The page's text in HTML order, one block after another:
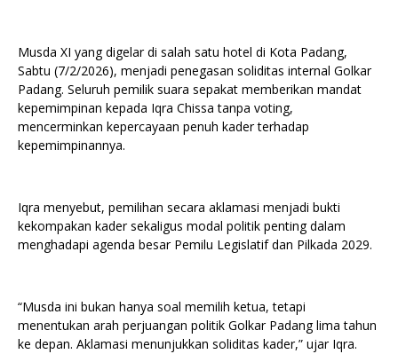
Musda XI yang digelar di salah satu hotel di Kota Padang,
Sabtu (7/2/2026), menjadi penegasan soliditas internal Golkar
Padang. Seluruh pemilik suara sepakat memberikan mandat
kepemimpinan kepada Iqra Chissa tanpa voting,
mencerminkan kepercayaan penuh kader terhadap
kepemimpinannya.
Iqra menyebut, pemilihan secara aklamasi menjadi bukti
kekompakan kader sekaligus modal politik penting dalam
menghadapi agenda besar Pemilu Legislatif dan Pilkada 2029.
“Musda ini bukan hanya soal memilih ketua, tetapi
menentukan arah perjuangan politik Golkar Padang lima tahun
ke depan. Aklamasi menunjukkan soliditas kader,” ujar Iqra.